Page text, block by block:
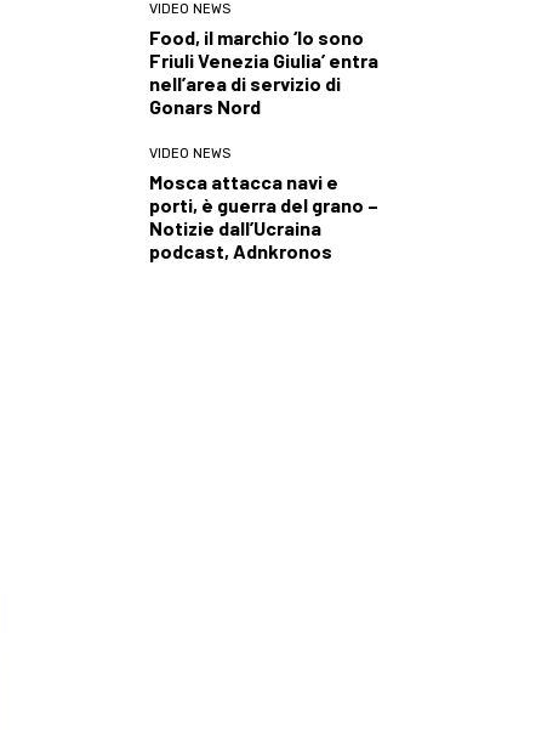
VIDEO NEWS
Food, il marchio ‘Io sono
Friuli Venezia Giulia’ entra
nell’area di servizio di
Gonars Nord
VIDEO NEWS
Mosca attacca navi e
porti, è guerra del grano –
Notizie dall’Ucraina
podcast, Adnkronos